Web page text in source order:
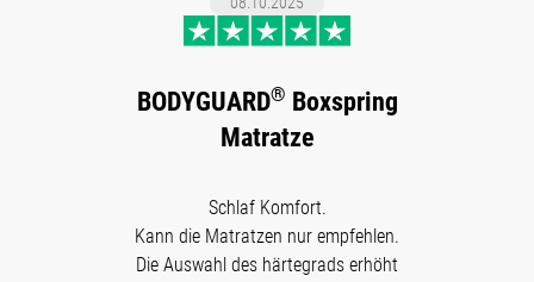
BODYGUARD® Boxspring
Matratze
Schlaf Komfort.
Kann die Matratzen nur empfehlen.
Die Auswahl des härtegrads erhöht